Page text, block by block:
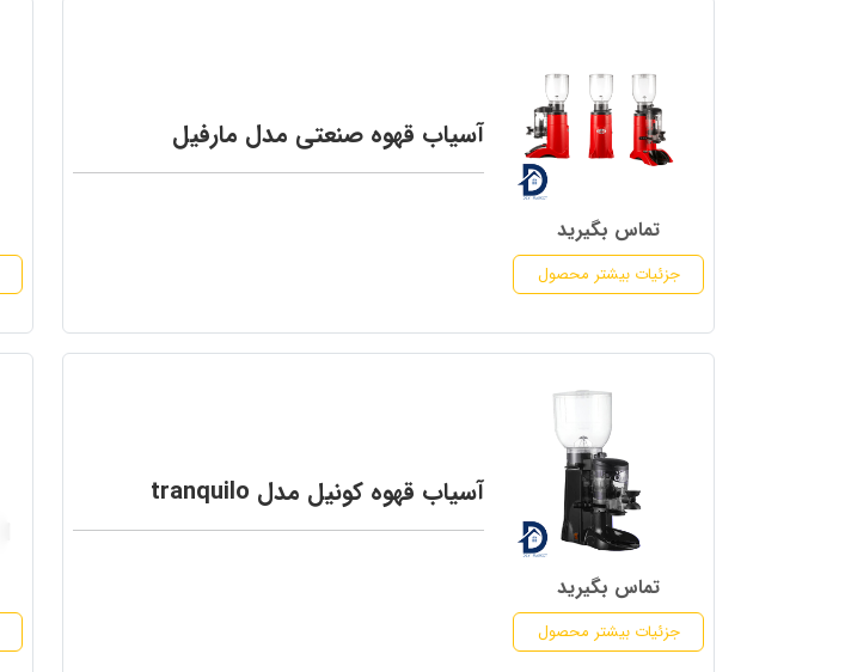
تماس بگیرید
جزئیات بیشتر محصول
آسیاب قهوه صنعتی مدل مارفیل
تماس بگیرید
جزئیات بیشتر محصول
آسیاب قهوه کونیل مدل tranquilo